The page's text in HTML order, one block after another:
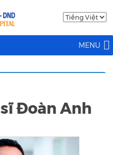
MENU
sĩ Đoàn Anh